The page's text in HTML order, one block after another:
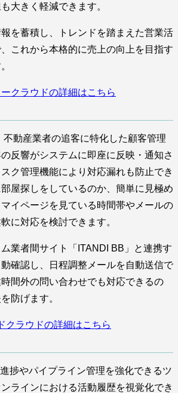
大きく軽減できます。
を蓄積し、トレンドを踏まえた営業活
これから本格的に売上の向上を目指す
クラウドの詳細はこちら
不動産業者の追客に特化した顧客管理
反響がシステムに即座に反映・通知さ
ク管理機能により対応漏れも防止でき
屋探しをしているのか、簡単に見極め
イページを見ている時間帯やメールの
に対応を検討できます。
業者間サイト「ITANDI BB」と連携す
確認し、日程調整メールを自動送信で
間外の問い合わせでも対応できるの
防げます。
クラウドの詳細はこちら
捗やパイプライン管理を強化できるツ
ラインにおける活動履歴を視覚化でき